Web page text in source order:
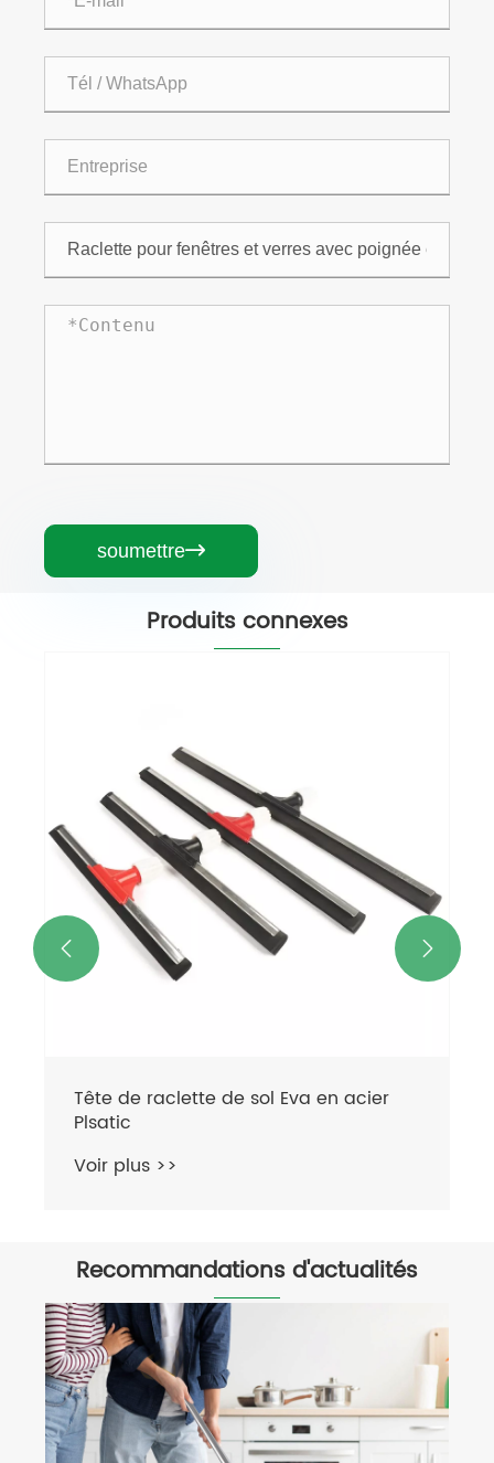
soumettre
Produits connexes
Voir plus >>
 
Recommandations d'actualités
Corde en fil de coton torsadé
Voir plus >>